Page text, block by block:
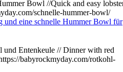
und eine schnelle Hummer Bowl für